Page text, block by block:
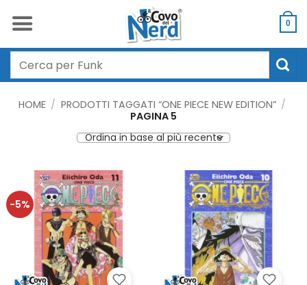
0
Cerca:
HOME / PRODOTTI TAGGATI “ONE PIECE NEW EDITION” /
PAGINA 5
-5%